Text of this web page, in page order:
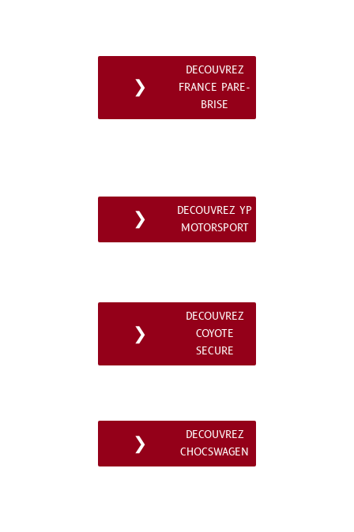
❯
DECOUVREZ
FRANCE PARE-
BRISE
❯
DECOUVREZ YP
MOTORSPORT
❯
DECOUVREZ
COYOTE
SECURE
❯
DECOUVREZ
CHOCSWAGEN